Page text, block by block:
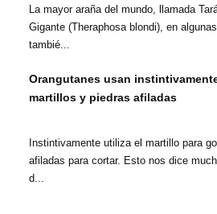
La mayor araña del mundo, llamada
Gigante (Theraphosa blondi), en
tambié...
Orangutanes usan
martillos y piedras afiladas
Instintivamente utiliza el martillo para
afiladas para cortar. Esto nos dice
d...